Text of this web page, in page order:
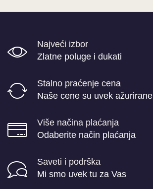
Najveći izbor
Zlatne poluge i dukati
Stalno praćenje cena
Naše cene su uvek ažurirane
Više načina plaćanja
Odaberite način plaćanja
Saveti i podrška
Mi smo uvek tu za Vas